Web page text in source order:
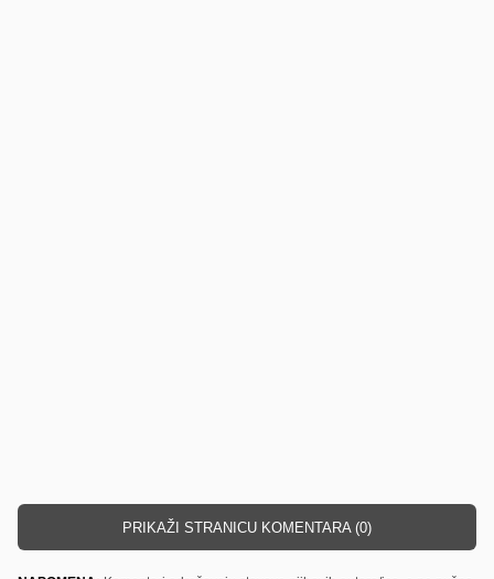
PRIKAŽI STRANICU KOMENTARA (0)